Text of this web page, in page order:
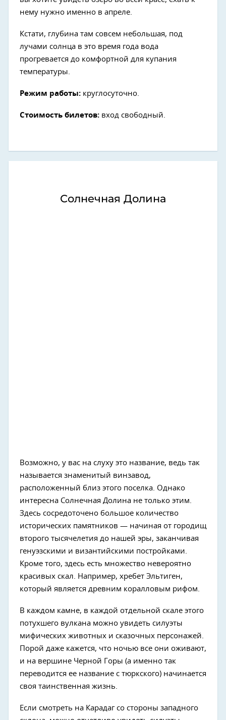
нему нужно именно в апреле.
Кстати, глубина там совсем небольшая, под
лучами солнца в это время года вода
прогревается до комфортной для купания
температуры.
Режим работы: круглосуточно.
Стоимость билетов: вход свободный.
Солнечная Долина
Возможно, у вас на слуху это название, ведь так
называется знаменитый винзавод,
расположенный близ этого поселка. Однако
интересна Солнечная Долина не только этим.
Здесь сосредоточено большое количество
исторических памятников — начиная от городищ
второго тысячелетия до нашей эры, заканчивая
генуэзскими и византийскими постройками.
Кроме того, здесь есть множество невероятно
красивых скал. Например, хребет Эльтиген,
который является древним коралловым рифом.
В каждом камне, в каждой отдельной скале этого
потухшего вулкана можно увидеть силуэты
мифических животных и сказочных персонажей.
Порой даже кажется, что ночью все они оживают,
и на вершине Черной Горы (а именно так
переводится ее название с тюркского) начинается
своя таинственная жизнь.
Если смотреть на Карадаг со стороны западного